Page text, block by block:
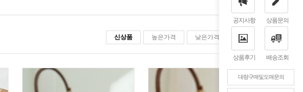
공지사항 상품문의
상품후기 배송조회
대량구매및도매문의
신상품 높은가격 낮은가격 판매순위